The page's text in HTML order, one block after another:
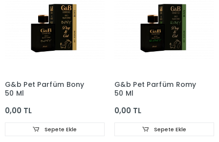
G&b Pet Parfüm Bony
50 Ml
0,00 TL
Sepete Ekle
G&b Pet Parfüm Romy
50 Ml
0,00 TL
Sepete Ekle